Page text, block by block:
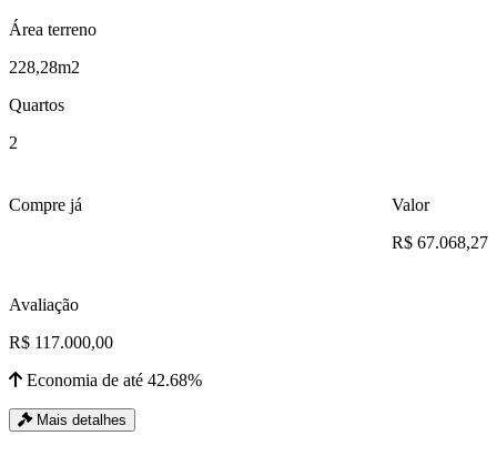
Área terreno
228,28m2
Quartos
2
Compre já
Valor
R$ 67.068,27
Avaliação
R$ 117.000,00
Economia de até 42.68%
Mais detalhes